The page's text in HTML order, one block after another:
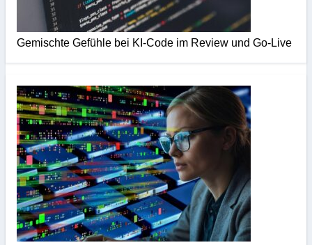
Gemischte Gefühle bei KI-Code im Review und Go-Live